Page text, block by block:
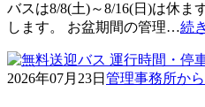
バスは8/8(土)～8/16(日)は休ま
します。 お盆期間の管理…続
2026年07月23日 管理事務所か